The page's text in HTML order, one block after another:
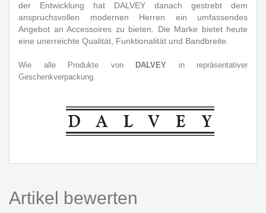
der Entwicklung hat DALVEY danach gestrebt dem
anspruchsvollen modernen Herren ein umfassendes
Angebot an Accessoires zu bieten. Die Marke bietet heute
eine unerreichte Qualität, Funktionalität und Bandbreite.
Wie alle Produkte von DALVEY in repräsentativer
Geschenkverpackung.
Artikel bewerten